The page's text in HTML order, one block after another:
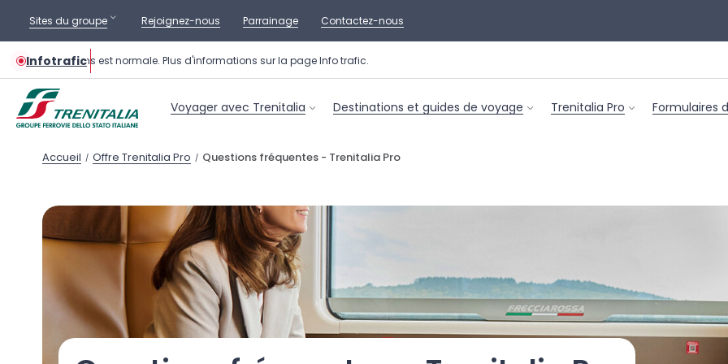
Sites du groupe Rejoignez-nous Parrainage Contactez-nous
Infotrafic
des trains est normale. Plus d'informations sur la page Info trafic.
Voyager avec Trenitalia Destinations et guides de voyage Trenitalia Pro Formulaires
Accueil / Offre Trenitalia Pro / Questions fréquentes - Trenitalia Pro